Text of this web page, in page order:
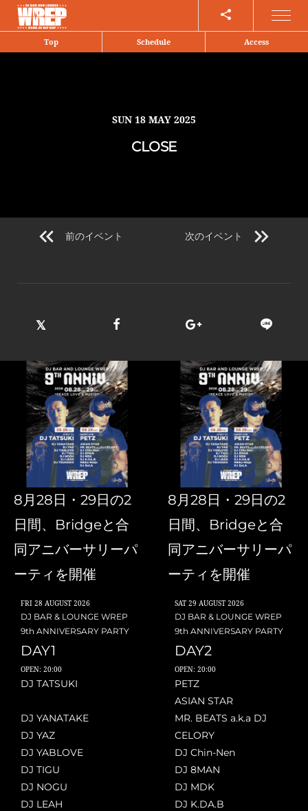
Top Schedule Access
Share
SUN 18 MAY 2025
CLOSE
前のイベント 次のイベント
8月28日・29日の2
日間、Bridgeと合
同アニバーサリーパ
ーティを開催
FRI 28 AUGUST 2026
DJ BAR & LOUNGE WREP
9th ANNIVERSARY PARTY
DAY1
OPEN: 20:00
DJ TATSUKI
DJ YANATAKE
DJ YAZ
DJ YABLOVE
DJ TIGU
DJ NOGU
DJ LEAH
8月28日・29日の2
日間、Bridgeと合
同アニバーサリーパ
ーティを開催
SAT 29 AUGUST 2026
DJ BAR & LOUNGE WREP
9th ANNIVERSARY PARTY
DAY2
OPEN: 20:00
PETZ
ASIAN STAR
MR. BEATS a.k.a DJ
CELORY
DJ Chin-Nen
DJ 8MAN
DJ MDK
DJ K.DA.B